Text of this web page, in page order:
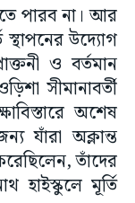
পারব না। আর
স্থাপনের উদ্যোগ
ও বর্তমান
সীমানাবর্তী
অশেষ
যাঁরা অক্লান্ত
তাঁদের
হাইস্কুলে মূর্তি